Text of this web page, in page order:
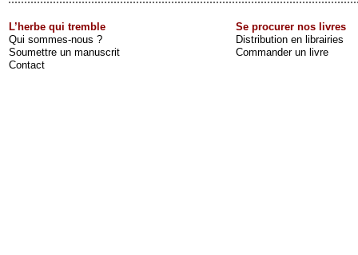
L’herbe qui tremble
Qui sommes-nous ?
Soumettre un manuscrit
Contact
Se procurer nos livres
Distribution en librairies
Commander un livre